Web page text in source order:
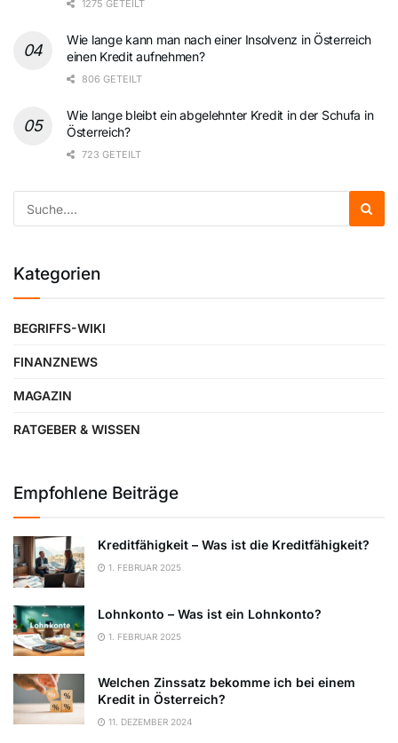
1275 GETEILT
Wie lange kann man nach einer Insolvenz in Österreich
einen Kredit aufnehmen?
806 GETEILT
Wie lange bleibt ein abgelehnter Kredit in der Schufa in
Österreich?
723 GETEILT
Kategorien
BEGRIFFS-WIKI
FINANZNEWS
MAGAZIN
RATGEBER & WISSEN
Empfohlene Beiträge
Kreditfähigkeit – Was ist die Kreditfähigkeit?
1. FEBRUAR 2025
Lohnkonto – Was ist ein Lohnkonto?
1. FEBRUAR 2025
Welchen Zinssatz bekomme ich bei einem
Kredit in Österreich?
11. DEZEMBER 2024